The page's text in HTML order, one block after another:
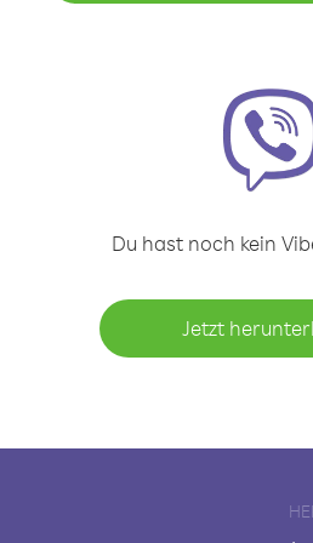
Du hast noch kein
Jetzt